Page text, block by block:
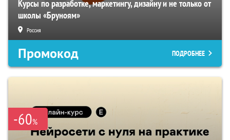
Курсы по разработке, маркетингу, дизайну и не только от
школы «Бруноям»
Россия
Промокод ПОДРОБНЕЕ
-60%